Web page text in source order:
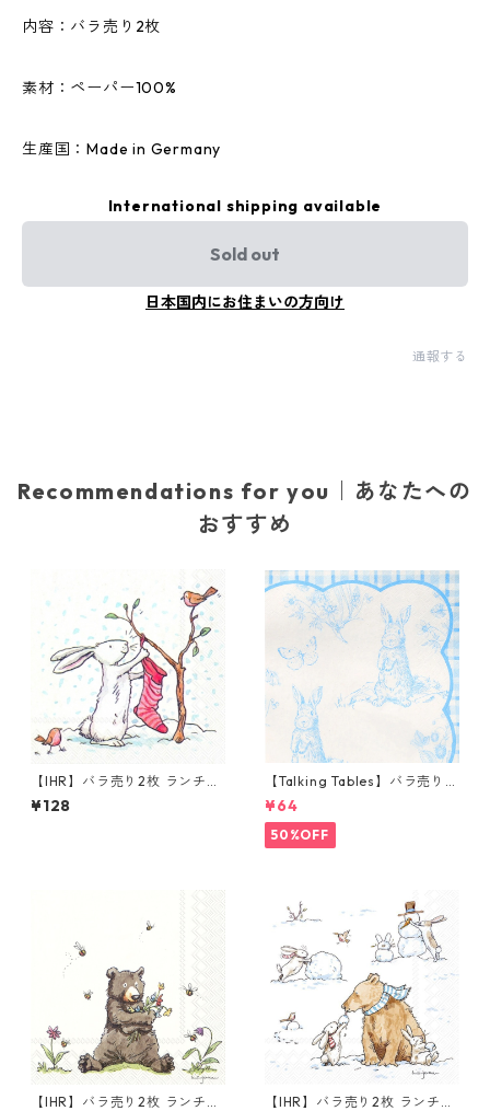
内容：バラ売り2枚
素材：ペーパー100%
生産国：Made in Germany
International shipping available
Sold out
日本国内にお住まいの方向け
通報する
Recommendations for you｜あなたへの
おすすめ
【IHR】バラ売り2枚 ランチサ
イズ ペーパーナプキン SNOW
RABBITS ホワイト Anita Jera
¥128
【Talking Tables】バラ売り1
枚 ランチサイズ ペーパーナプ
キン Playful Pierre ホワイトx
ブルー
¥64
50%OFF
【IHR】バラ売り2枚 ランチサ
【IHR】バラ売り2枚 ランチサ